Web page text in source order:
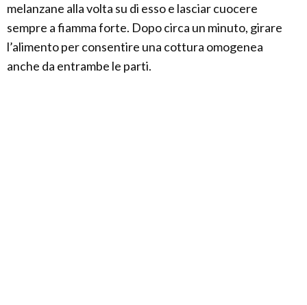
melanzane alla volta su di esso e lasciar cuocere
sempre a fiamma forte. Dopo circa un minuto, girare
l’alimento per consentire una cottura omogenea
anche da entrambe le parti.